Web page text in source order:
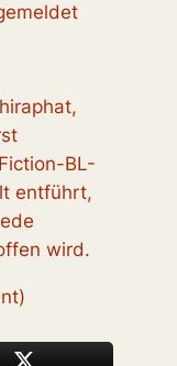
BL-
entführt,
wird.